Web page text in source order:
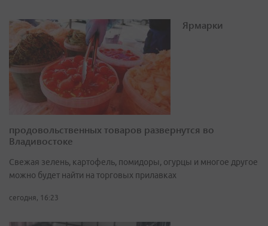
Ярмарки
продовольственных товаров развернутся во
Владивостоке
Свежая зелень, картофель, помидоры, огурцы и многое другое
можно будет найти на торговых прилавках
сегодня, 16:23